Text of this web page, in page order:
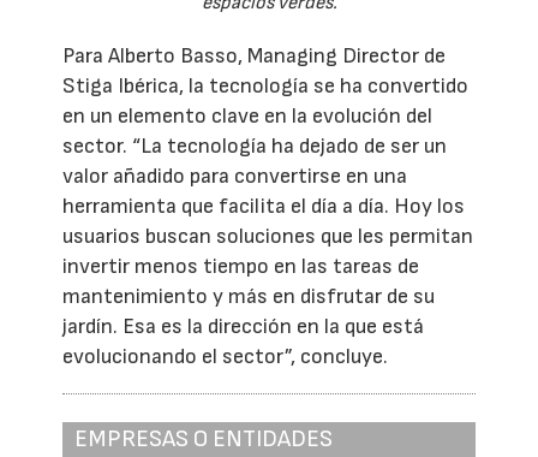
Para Alberto Basso, Managing Director de
Stiga Ibérica, la tecnología se ha convertido
en un elemento clave en la evolución del
sector. “La tecnología ha dejado de ser un
valor añadido para convertirse en una
herramienta que facilita el día a día. Hoy los
usuarios buscan soluciones que les permitan
invertir menos tiempo en las tareas de
mantenimiento y más en disfrutar de su
jardín. Esa es la dirección en la que está
evolucionando el sector”, concluye.
EMPRESAS O ENTIDADES